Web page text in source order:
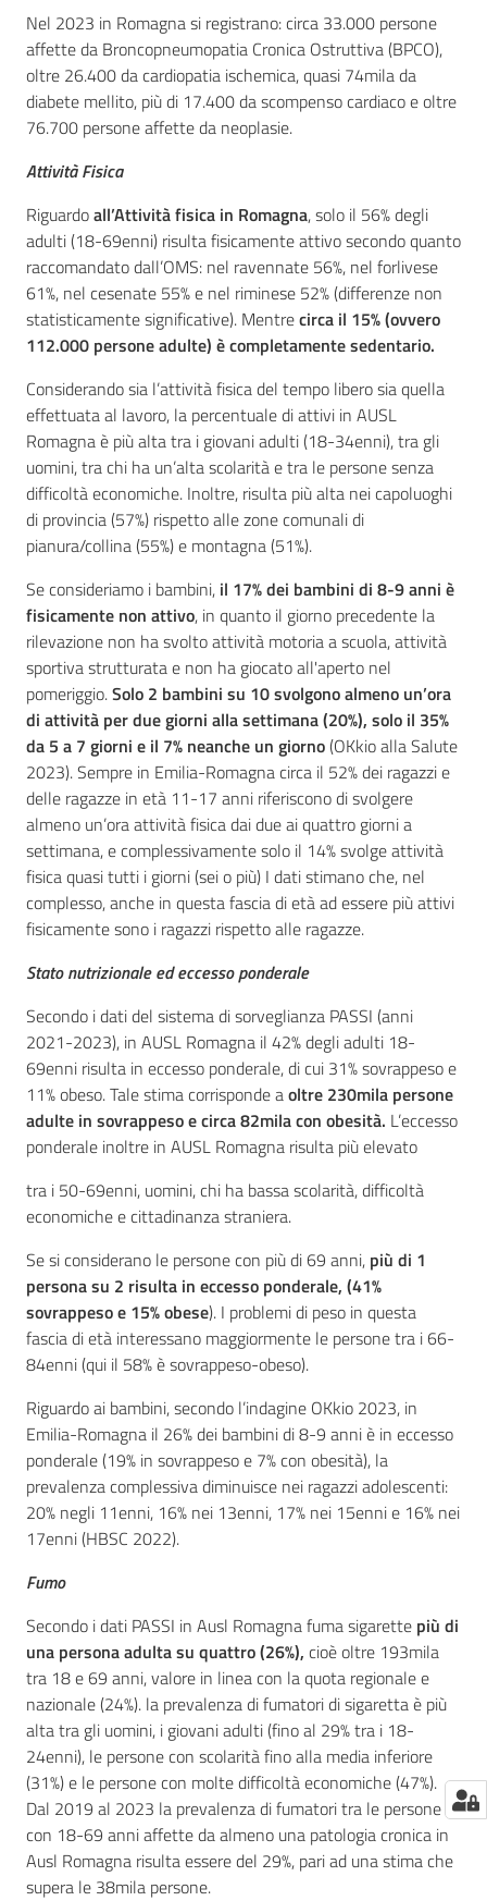
Nel 2023 in Romagna si registrano: circa 33.000 persone
affette da Broncopneumopatia Cronica Ostruttiva (BPCO),
oltre 26.400 da cardiopatia ischemica, quasi 74mila da
diabete mellito, più di 17.400 da scompenso cardiaco e oltre
76.700 persone affette da neoplasie.
Attività Fisica
Riguardoall’Attività fisica in Romagna, solo il 56% degli
adulti (18-69enni) risulta fisicamente attivo secondo quanto
raccomandato dall’OMS: nel ravennate 56%, nel forlivese
61%, nel cesenate 55% e nel riminese 52% (differenze non
statisticamente significative). Mentrecirca il 15% (ovvero
112.000 persone adulte) è completamente sedentario.
Considerando sia l’attività fisica del tempo libero sia quella
effettuata al lavoro, la percentuale di attivi in AUSL
Romagna è più alta tra i giovani adulti (18-34enni), tra gli
uomini, tra chi ha un’alta scolarità e tra le persone senza
difficoltà economiche. Inoltre, risulta più alta nei capoluoghi
di provincia (57%) rispetto alle zone comunali di
pianura/collina (55%) e montagna (51%).
Se consideriamo i bambini, il 17% dei bambini di 8-9 anni è
fisicamente non attivo, in quanto il giorno precedente la
rilevazione non ha svolto attività motoria a scuola, attività
sportiva strutturata e non ha giocato all'aperto nel
pomeriggio.Solo 2 bambini su 10 svolgono almeno un’ora
di attività per due giorni alla settimana (20%), solo il 35%
da 5 a 7 giorni e il 7% neanche un giorno(OKkio alla Salute
2023). Sempre in Emilia-Romagna circa il 52% dei ragazzi e
delle ragazze in età 11-17 anni riferiscono di svolgere
almeno un’ora attività fisica dai due ai quattro giorni a
settimana, e complessivamente solo il 14% svolge attività
fisica quasi tutti i giorni (sei o più) I dati stimano che, nel
complesso, anche in questa fascia di età ad essere più attivi
fisicamente sono i ragazzi rispetto alle ragazze.
Stato nutrizionale ed eccesso ponderale
Secondo i dati del sistema di sorveglianza PASSI (anni
2021-2023), in AUSL Romagna il 42% degli adulti 18-
69enni risulta in eccesso ponderale, di cui 31% sovrappeso e
11% obeso. Tale stima corrisponde aoltre 230mila persone
adulte in sovrappeso e circa 82mila con obesità. L’eccesso
ponderale inoltre in AUSL Romagna risulta più elevato
tra i 50-69enni, uomini, chi ha bassa scolarità, difficoltà
economiche e cittadinanza straniera.
Se si considerano le persone con più di 69 anni, più di 1
persona su 2 risulta in eccesso ponderale, (41%
sovrappeso e 15% obese). I problemi di peso in questa
fascia di età interessano maggiormente le persone tra i 66-
84enni (qui il 58% è sovrappeso-obeso).
Riguardo ai bambini, secondo l’indagine OKkio 2023, in
Emilia-Romagna il 26% dei bambini di 8-9 anni è in eccesso
ponderale (19% in sovrappeso e 7% con obesità), la
prevalenza complessiva diminuisce nei ragazzi adolescenti:
20% negli 11enni, 16% nei 13enni, 17% nei 15enni e 16% nei
17enni (HBSC 2022).
Fumo
Secondo i dati PASSI in Ausl Romagna fuma sigarette più di
una persona adulta su quattro (26%), cioè oltre 193mila
tra 18 e 69 anni, valore in linea con la quota regionale e
nazionale (24%). la prevalenza di fumatori di sigaretta è più
alta tra gli uomini, i giovani adulti (fino al 29% tra i 18-
24enni), le persone con scolarità fino alla media inferiore
(31%) e le persone con molte difficoltà economiche (47%).
Dal 2019 al 2023 la prevalenza di fumatori tra le persone
con 18-69 anni affette da almeno una patologia cronica in
Ausl Romagna risulta essere del 29%, pari ad una stima che
supera le 38mila persone.